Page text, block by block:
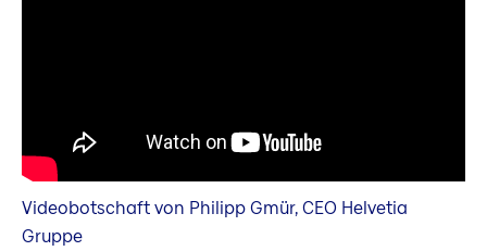
Videobotschaft von Philipp Gmür, CEO Helvetia
Gruppe